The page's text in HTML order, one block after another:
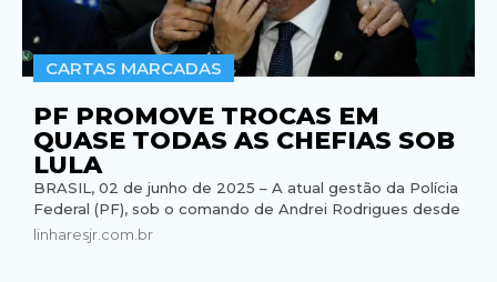
CARTAS MARCADAS
PF PROMOVE TROCAS EM
QUASE TODAS AS CHEFIAS SOB
LULA
BRASIL, 02 de junho de 2025 – A atual gestão da Polícia
Federal (PF), sob o comando de Andrei Rodrigues desde
linharesjr.com.br